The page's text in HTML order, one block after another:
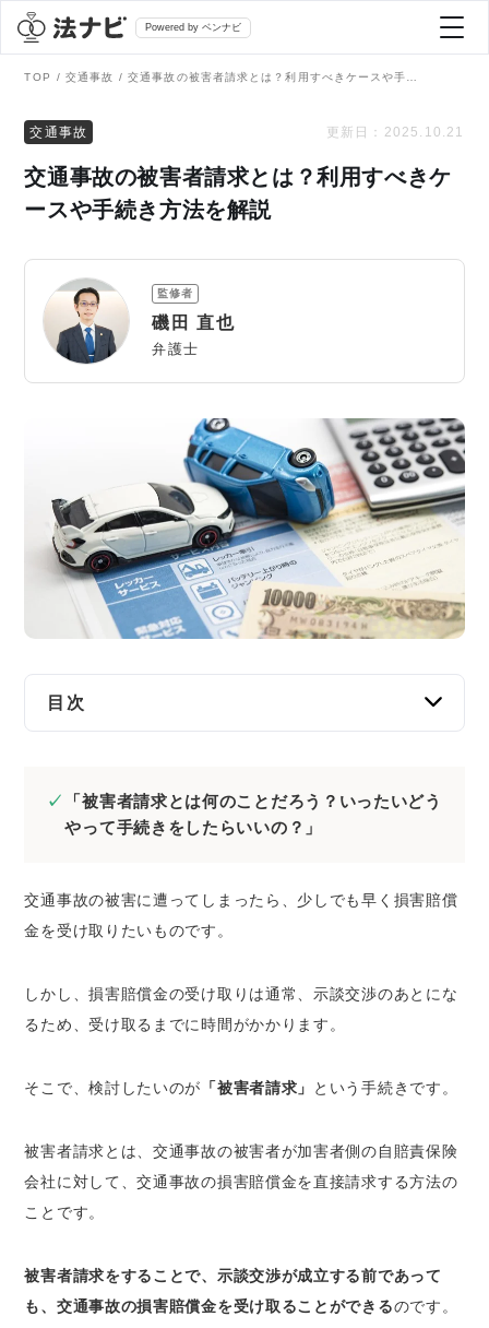
Powered by ベンナビ
全て
刑事事件
債務整理
交通事故
遺産相続
労働問題
債権回収
IT・ネット
資金調達
弁護士を探す
AI Search Premium
掲載をご検討の弁護士の方へ
TOP 交通事故
交通事故 更新日： 2025.10.21
交通事故の被害者請求とは？利用すべきケ
ースや手続き方法を解説
監修者
磯田 直也
弁護士
目次
自賠責保険に請求する2つの方法
被害者請求｜被害者が加害者の自賠責保険に
が自賠責保険に請求する
1.加害者が任意保険に加入していない
2.示談交渉が長引く可能性がある
4.後遺障害等級認定の申請をする
受け取れる賠償金の限度額
被害者請求の流れと必要書類
被害者請求の申請に必要な書類と入手先
被害者が自賠責保険に請求する2つの方法
「被害者請求とは何のことだろう？いったいどう
やって手続きをしたらいいの？」
交通事故の被害に遭ってしまったら、少しでも早く損害賠償
金を受け取りたいものです。
しかし、損害賠償金の受け取りは通常、示談交渉のあとにな
るため、受け取るまでに時間がかかります。
そこで、検討したいのが 「被害者請求」 という手続きです。
被害者請求とは、交通事故の被害者が加害者側の自賠責保険
会社に対して、交通事故の損害賠償金を直接請求する方法の
ことです。
被害者請求をすることで、示談交渉が成立する前であって
も、交通事故の損害賠償金を受け取ることができるのです。